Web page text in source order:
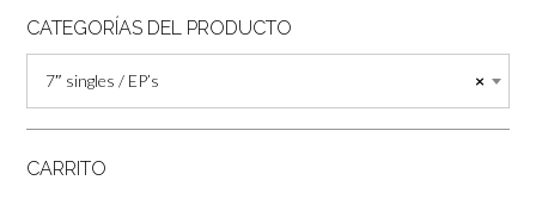
CATEGORÍAS DEL PRODUCTO
×
7″ singles / EP’s
CARRITO